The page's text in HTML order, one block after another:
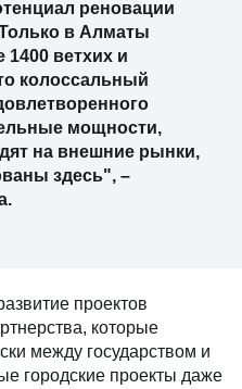
реновации
в Алматы
1400 ветхих и
колоссальный
мощности,
на внешние рынки,
здесь", –
проектов
которые
между государством и
городские проекты даже